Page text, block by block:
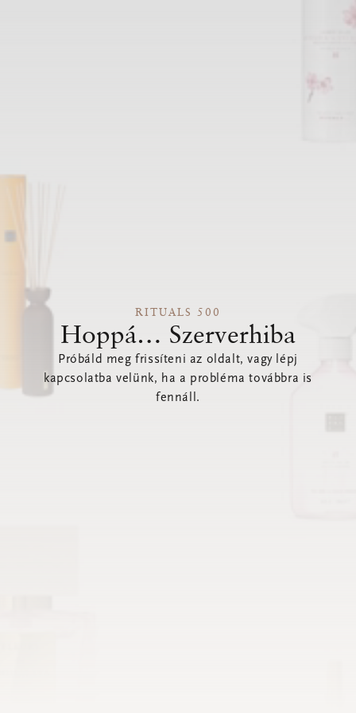
RITUALS 500
Hoppá… Szerverhiba
Próbáld meg frissíteni az oldalt, vagy lépj
kapcsolatba velünk, ha a probléma továbbra is
fennáll.